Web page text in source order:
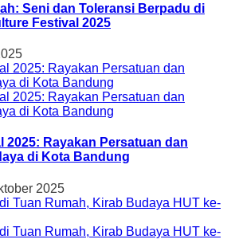
Seni dan Toleransi Berpadu di
Festival 2025
2025: Rayakan Persatuan dan
di Kota Bandung
2025